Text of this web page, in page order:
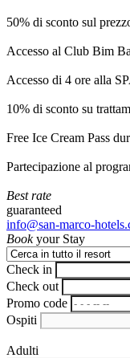
50% di sconto sul
Accesso al Club Bim
Accesso di 4 ore alla
10% di sconto su
Free Ice Cream Pass
Partecipazione al
Best rate
guaranteed
info@san-marco-
Bookyour Stay
Check in
Check out
Promo code
Ospiti
Adulti